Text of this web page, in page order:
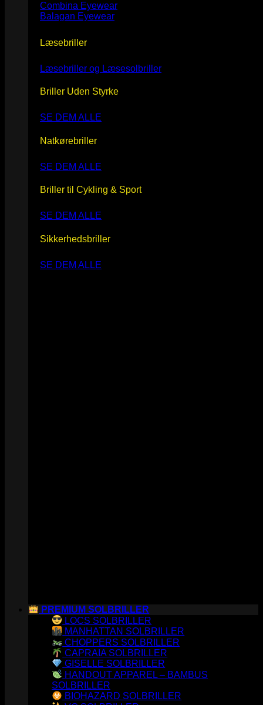
Combina Eyewear
Balagan Eyewear
Læsebriller
Læsebriller og Læsesolbriller
Briller Uden Styrke
SE DEM ALLE
Natkørebriller
SE DEM ALLE
Briller til Cykling & Sport
SE DEM ALLE
Sikkerhedsbriller
SE DEM ALLE
PREMIUM SOLBRILLER
LOCS SOLBRILLER
MANHATTAN SOLBRILLER
CHOPPERS SOLBRILLER
CAPRAIA SOLBRILLER
GISELLE SOLBRILLER
HANDOUT APPAREL – BAMBUS
SOLBRILLER
BIOHAZARD SOLBRILLER